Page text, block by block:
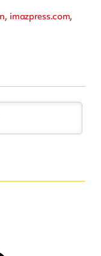
imazpress.com,